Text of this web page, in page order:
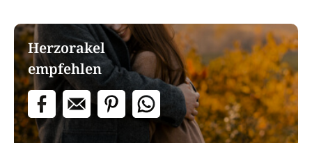
Herzorakel
empfehlen